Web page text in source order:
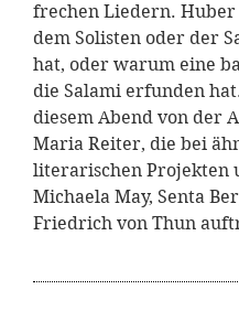
frechen Liedern. Huber
dem Solisten oder der
hat, oder warum eine
die Salami erfunden
diesem Abend von der
Maria Reiter, die bei
literarischen Projekten
Michaela May, Senta
Friedrich von Thun